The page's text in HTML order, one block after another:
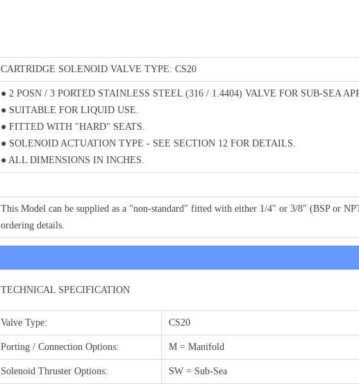
CARTRIDGE SOLENOID VALVE TYPE: CS20
● 2 POSN / 3 PORTED STAINLESS STEEL (316 / 1.4404) VALVE FOR SUB-SEA
● SUITABLE FOR LIQUID USE.
● FITTED WITH "HARD" SEATS.
● SOLENOID ACTUATION TYPE - SEE SECTION 12 FOR DETAILS.
● ALL DIMENSIONS IN INCHES.
This Model can be supplied as a "non-standard" fitted with either 1/4" or 3/8" (BSP or
ordering details.
TECHNICAL SPECIFICATION
Valve Type: CS20
Porting / Connection Options: M = Manifold
Solenoid Thruster Options: SW = Sub-Sea